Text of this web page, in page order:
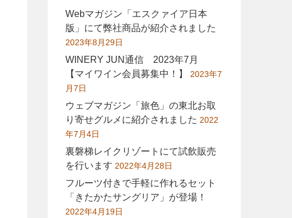
Webマガジン「エスクァイア日本
版」にて弊社商品が紹介されました
2023年8月29日
WINERY JUN通信 2023年7月
【マイワイン会員募集中！】
2023年7
月7日
ウェブマガジン「旅色」の東北お取
り寄せグルメに紹介されました 2022
年7月4日
裏磐梯レイクリゾートにて試飲販売
を行います 2022年4月28日
フルーツ付きで手軽に作れるセット
「きたかたサングリア」が登場！
2022年4月19日